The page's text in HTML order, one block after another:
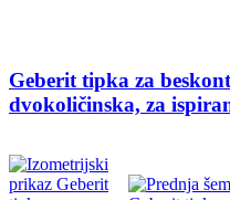
Geberit tipka za
dvokoličinska, za